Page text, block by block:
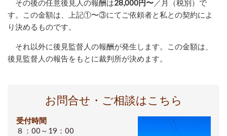
その後の任意後見人の報酬は28,000円〜／月（税別）で
す。この金額は、上記①〜③にてご依頼者と私との契約によ
り決めるものです。
それ以外に後見監督人の報酬が発生します。この金額は、
後見監督人の報告をもとに裁判所が決めます。
お問合せ・ご相談はこちら
受付時間
８：00～19：00